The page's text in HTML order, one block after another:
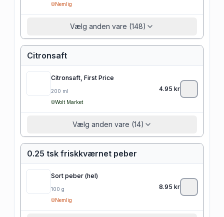
Nemlig
Vælg anden vare (148)
Citronsaft
Citronsaft, First Price
200 ml
Wolt Market
4.95 kr
Vælg anden vare (14)
0.25 tsk friskkværnet peber
Sort peber (hel)
100 g
Nemlig
8.95 kr